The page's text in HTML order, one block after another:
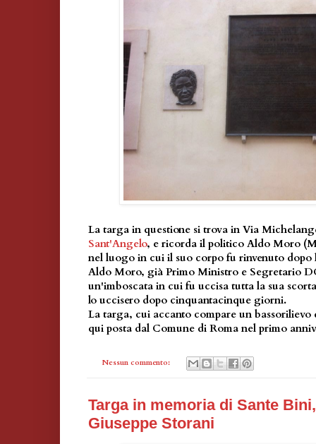
La targa in questione si trova in Via
Sant'Angelo, e ricorda il politico Aldo Moro
nel luogo in cui il suo corpo fu rinvenuto dopo
Aldo Moro, già Primo Ministro e Segretario
un'imboscata in cui fu uccisa tutta la sua
lo uccisero dopo cinquantacinque giorni.
La targa, cui accanto compare un
qui posta dal Comune di Roma nel primo
Nessun commento:
Targa in memoria di Sante
Giuseppe Storani